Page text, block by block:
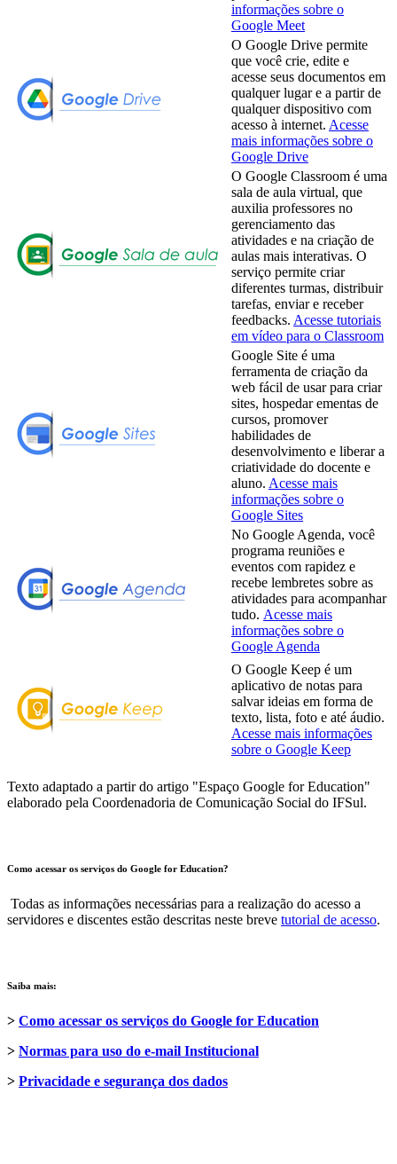
informações sobre o
Google Meet
O Google Drive permite
que você crie, edite e
acesse seus documentos em
qualquer lugar e a partir de
qualquer dispositivo com
acesso à internet. Acesse
mais informações sobre o
Google Drive
O Google Classroom é uma
sala de aula virtual, que
auxilia professores no
gerenciamento das
atividades e na criação de
aulas mais interativas. O
serviço permite criar
diferentes turmas, distribuir
tarefas, enviar e receber
feedbacks. Acesse tutoriais
em vídeo para o Classroom
Google Site é uma
ferramenta de criação da
web fácil de usar para criar
sites, hospedar ementas de
cursos, promover
habilidades de
desenvolvimento e liberar a
criatividade do docente e
aluno. Acesse mais
informações sobre o
Google Sites
No Google Agenda, você
programa reuniões e
eventos com rapidez e
recebe lembretes sobre as
atividades para acompanhar
tudo. Acesse mais
informações sobre o
Google Agenda
O Google Keep é um
aplicativo de notas para
salvar ideias em forma de
texto, lista, foto e até áudio.
Acesse mais informações
sobre o Google Keep
Texto adaptado a partir do artigo "Espaço Google for Education"
elaborado pela Coordenadoria de Comunicação Social do IFSul.
Como acessar os serviços do Google for Education?
Todas as informações necessárias para a realização do acesso a
servidores e discentes estão descritas neste breve tutorial de acesso.
Saiba mais:
> Como acessar os serviços do Google for Education
> Normas para uso do e-mail Institucional
> Privacidade e segurança dos dados